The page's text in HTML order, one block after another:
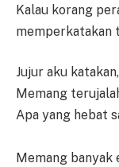
Kalau korang
memperkatakan
Jujur aku
Memang
Apa yang hebat
Memang banyak